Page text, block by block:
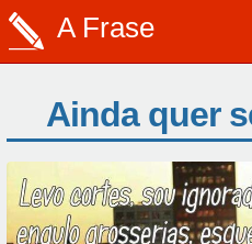
A Frase
Ainda quer